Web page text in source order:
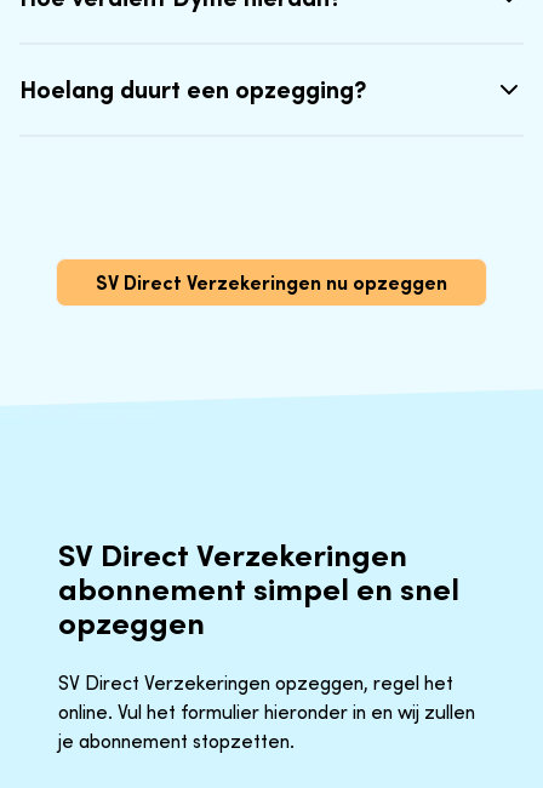
Hoelang duurt een opzegging?
SV Direct Verzekeringen nu opzeggen
SV Direct Verzekeringen
abonnement simpel en snel
opzeggen
SV Direct Verzekeringen opzeggen, regel het
online. Vul het formulier hieronder in en wij zullen
je abonnement stopzetten.